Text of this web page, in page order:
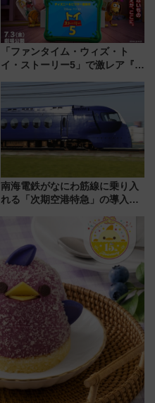
「ファンタイム・ウィズ・ト
イ・ストーリー5」で激レア『ロ
デコレーションも徹底解説
南海電鉄がなにわ筋線に乗り入
れる「次期空港特急」の導入を
日本初の鉄道デザイン